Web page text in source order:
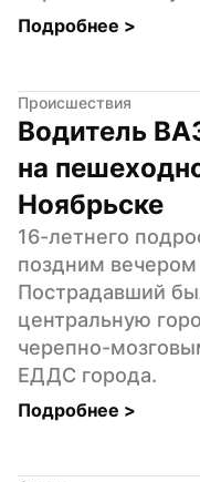
Подробнее >
Происшествия
Водитель
на
Ноябрьске
16-летнего
поздним
Пострадавший
центральную
черепно-
ЕДДС города.
Подробнее >